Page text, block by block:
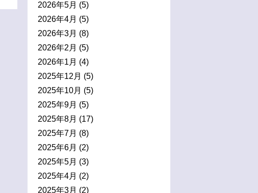
2026年5月 (5)
2026年4月 (5)
2026年3月 (8)
2026年2月 (5)
2026年1月 (4)
2025年12月 (5)
2025年10月 (5)
2025年9月 (5)
2025年8月 (17)
2025年7月 (8)
2025年6月 (2)
2025年5月 (3)
2025年4月 (2)
2025年3月 (2)